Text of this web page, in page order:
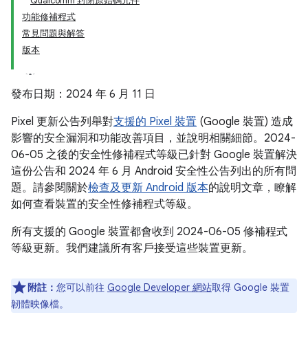
功能修補程式
常見問題與解答
版本
發布日期：2024 年 6 月 11 日
Pixel 更新公告列舉對支援的 Pixel 裝置 (Google 裝置) 造成
影響的安全漏洞和功能改善項目，並說明相關細節。2024-
06-05 之後的安全性修補程式等級已針對 Google 裝置解決
這份公告和 2024 年 6 月 Android 安全性公告列出的所有問
題。請參閱關於檢查及更新 Android 版本的說明文章，瞭解
如何查看裝置的安全性修補程式等級。
所有支援的 Google 裝置都會收到 2024-06-05 修補程式
等級更新。我們建議所有客戶接受這些裝置更新。
附註： 您可以前往 Google Developer 網站取得 Google 裝置
韌體映像檔。